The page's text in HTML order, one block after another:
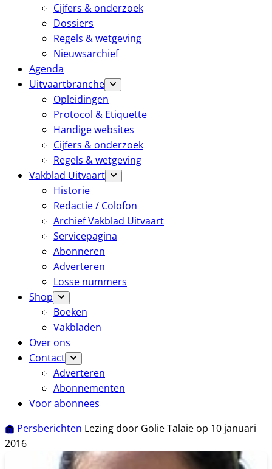
Cijfers & onderzoek
Dossiers
Regels & wetgeving
Nieuwsarchief
Agenda
Uitvaartbranche
Opleidingen
Protocol & Etiquette
Handige websites
Cijfers & onderzoek
Regels & wetgeving
Vakblad Uitvaart
Historie
Redactie / Colofon
Archief Vakblad Uitvaart
Servicepagina
Abonneren
Adverteren
Losse nummers
Shop
Boeken
Vakbladen
Over ons
Contact
Adverteren
Abonnementen
Voor abonnees
Persberichten Lezing door Golie Talaie op 10 januari
2016